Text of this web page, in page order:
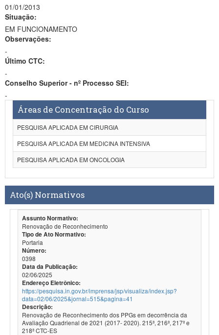
01/01/2013
Situação:
EM FUNCIONAMENTO
Observações:
-
Último CTC:
-
Conselho Superior - nº Processo SEI:
-
Áreas de Concentração do Curso
PESQUISA APLICADA EM CIRURGIA
PESQUISA APLICADA EM MEDICINA INTENSIVA
PESQUISA APLICADA EM ONCOLOGIA
Ato(s) Normativos
Assunto Normativo:
Renovação de Reconhecimento
Tipo de Ato Normativo:
Portaria
Número:
0398
Data da Publicação:
02/06/2025
Endereço Eletrônico:
https://pesquisa.in.gov.br/imprensa/jsp/visualiza/index.jsp?
data=02/06/2025&jornal=515&pagina=41
Descrição:
Renovação de Reconhecimento dos PPGs em decorrência da
Avaliação Quadrienal de 2021 (2017- 2020). 215ª, 216ª, 217ª e
218ª CTC-ES